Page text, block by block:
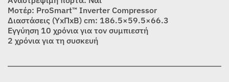
Μοτέρ: ProSmart™ Inverter Compressor
Διαστάσεις (ΥxΠxΒ) cm: 186.5×59.5×66.3
Εγγύηση 10 χρόνια για τον συμπιεστή
2 χρόνια για τη συσκευή